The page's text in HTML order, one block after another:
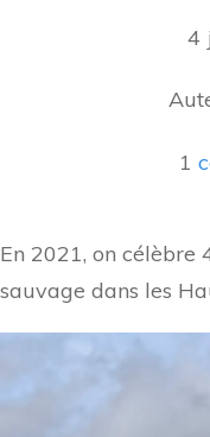
4
1
En 2021, on célèbre
sauvage dans les